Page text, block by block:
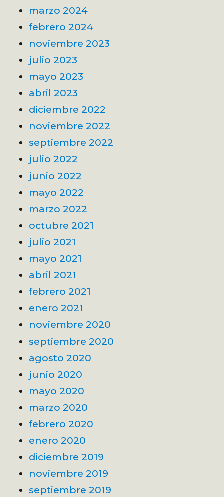
marzo 2024
febrero 2024
noviembre 2023
julio 2023
mayo 2023
abril 2023
diciembre 2022
noviembre 2022
septiembre 2022
julio 2022
junio 2022
mayo 2022
marzo 2022
octubre 2021
julio 2021
mayo 2021
abril 2021
febrero 2021
enero 2021
noviembre 2020
septiembre 2020
agosto 2020
junio 2020
mayo 2020
marzo 2020
febrero 2020
enero 2020
diciembre 2019
noviembre 2019
septiembre 2019